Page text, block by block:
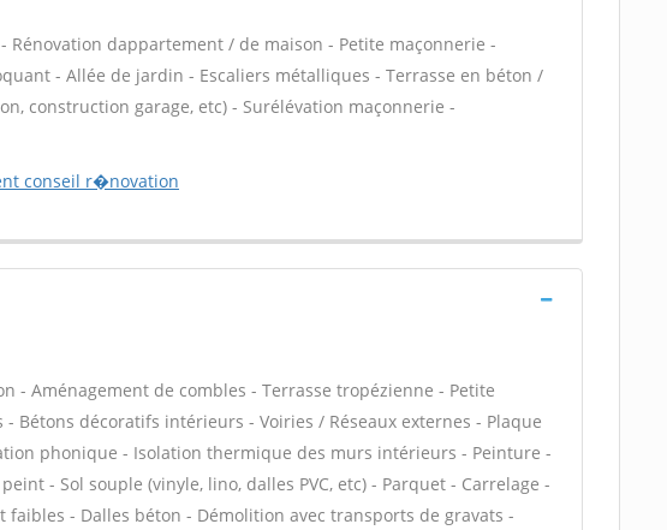
dappartement / de maison - Petite maçonnerie -
- Allée de jardin - Escaliers métalliques - Terrasse en béton /
construction garage, etc) - Surélévation maçonnerie -
conseil r�novation
- Aménagement de combles - Terrasse tropézienne - Petite
Bétons décoratifs intérieurs - Voiries / Réseaux externes - Plaque
phonique - Isolation thermique des murs intérieurs - Peinture -
- Sol souple (vinyle, lino, dalles PVC, etc) - Parquet - Carrelage -
faibles - Dalles béton - Démolition avec transports de gravats -